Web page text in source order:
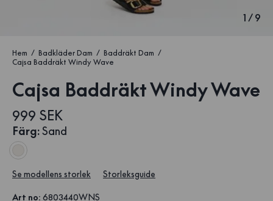
1 / 9
Hem Badkläder Dam
Baddräkt Dam
Cajsa Baddräkt Windy Wave
Cajsa Baddräkt Windy Wave
999 SEK
Färg:Sand
Se modellens storlek Storleksguide
Art no: 6803440WNS